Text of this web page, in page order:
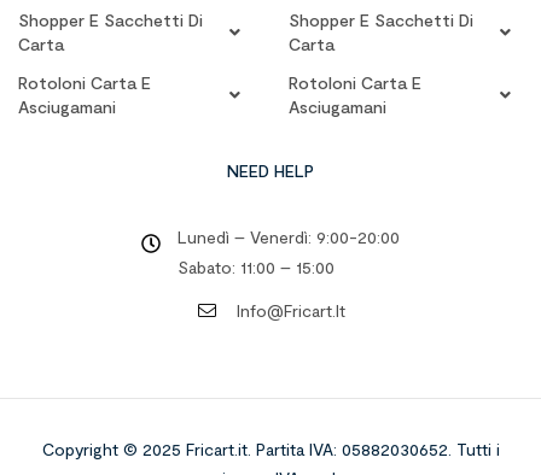
Shopper E Sacchetti Di
Carta
Rotoloni Carta E
Asciugamani
Shopper E Sacchetti Di
Carta
Rotoloni Carta E
Asciugamani
NEED HELP
Lunedì – Venerdì: 9:00-20:00
Sabato: 11:00 – 15:00
Info@fricart.it
Copyright © 2025 Fricart.it. Partita IVA: 05882030652. Tutti i